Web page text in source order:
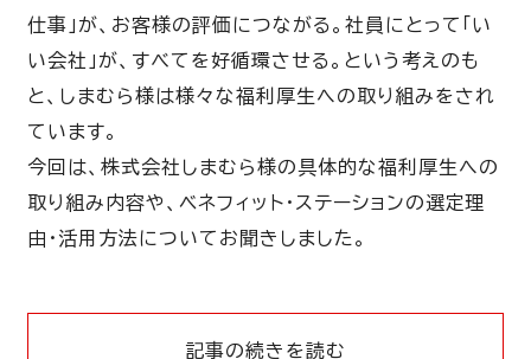
仕事」が、お客様の評価につながる。社員にとって「い
い会社」が、すべてを好循環させる。という考えのも
と、しまむら様は様々な福利厚生への取り組みをされ
ています。
今回は、株式会社しまむら様の具体的な福利厚生への
取り組み内容や、ベネフィット・ステーションの選定理
由・活用方法についてお聞きしました。
記事の続きを読む